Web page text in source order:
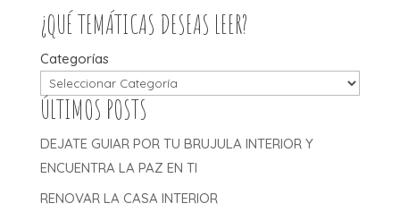
¿QUÉ TEMÁTICAS DESEAS LEER?
Categorías
ÚLTIMOS POSTS
DEJATE GUIAR POR TU BRUJULA INTERIOR Y
ENCUENTRA LA PAZ EN TI
RENOVAR LA CASA INTERIOR